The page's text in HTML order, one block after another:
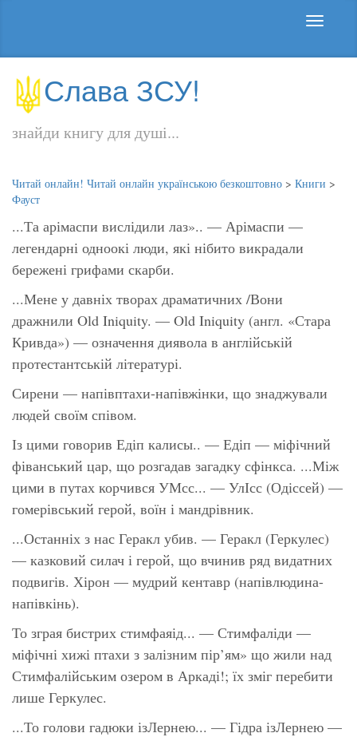
Слава ЗСУ!
знайди книгу для душі...
Читай онлайн! Читай онлайн українською безкоштовно > Книги >
Фауст
...Та арімаспи вислідили лаз».. — Арімаспи —
легендарні одноокі люди, які нібито викрадали
бережені грифами скарби.
...Мене у давніх творах драматичних /Вони
дражнили Old Iniquity. — Old Iniquity (англ. «Стара
Кривда») — означення диявола в англійській
протестантській літературі.
Сирени — напівптахи-напівжінки, що знаджували
людей своїм співом.
Із цими говорив Едіп калисы.. — Едіп — міфічний
фіванський цар, що розгадав загадку сфінкса. ...Між
цими в путах корчився УМсс... — УлІсс (Одіссей) —
гомерівський герой, воїн і мандрівник.
...Останніх з нас Геракл убив. — Геракл (Геркулес)
— казковий силач і герой, що вчинив ряд видатних
подвигів. Хірон — мудрий кентавр (напівлюдина-
напівкінь).
То зграя бистрих стимфаяід... — Стимфаліди —
міфічні хижі птахи з залізним пір’ям» що жили над
Стимфалійським озером в Аркаді!; їх зміг перебити
лише Геркулес.
...То голови гадюки ізЛернею... — Гідра ізЛернею —